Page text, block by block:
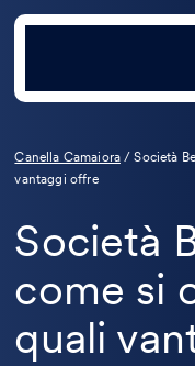
Canella Camaiora /Società
vantaggi offre
Società
come si
quali